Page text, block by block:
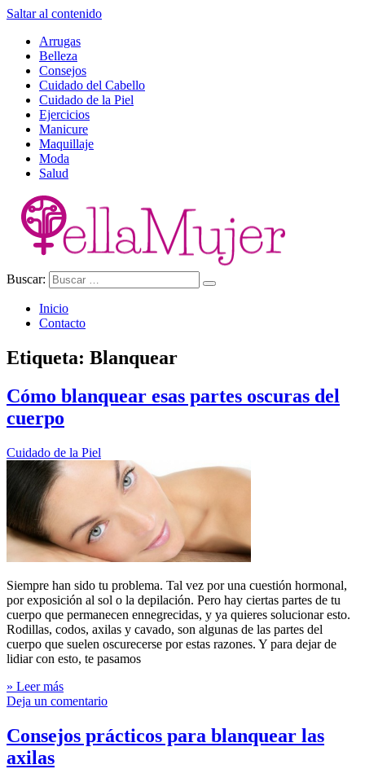
Saltar al contenido
Arrugas
Belleza
Consejos
Cuidado del Cabello
Cuidado de la Piel
Ejercicios
Manicure
Maquillaje
Moda
Salud
Ella Mujer
Buscar:
Inicio
Contacto
Etiqueta: Blanquear
Cómo blanquear esas partes oscuras del
cuerpo
Cuidado de la Piel
Siempre han sido tu problema. Tal vez por una cuestión hormonal,
por exposición al sol o la depilación. Pero hay ciertas partes de tu
cuerpo que permanecen ennegrecidas, y ya quieres solucionar esto.
Rodillas, codos, axilas y cavado, son algunas de las partes del
cuerpo que suelen oscurecerse por estas razones. Y para dejar de
lidiar con esto, te pasamos
» Leer más
Deja un comentario
Consejos prácticos para blanquear las
axilas